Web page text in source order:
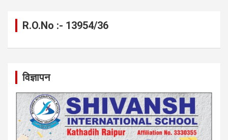
R.O.No :- 13954/36
विज्ञापन